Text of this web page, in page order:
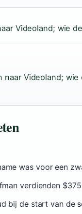
Videoland; wie
naar Videoland;
was voor een
verdienden
bij de start van de